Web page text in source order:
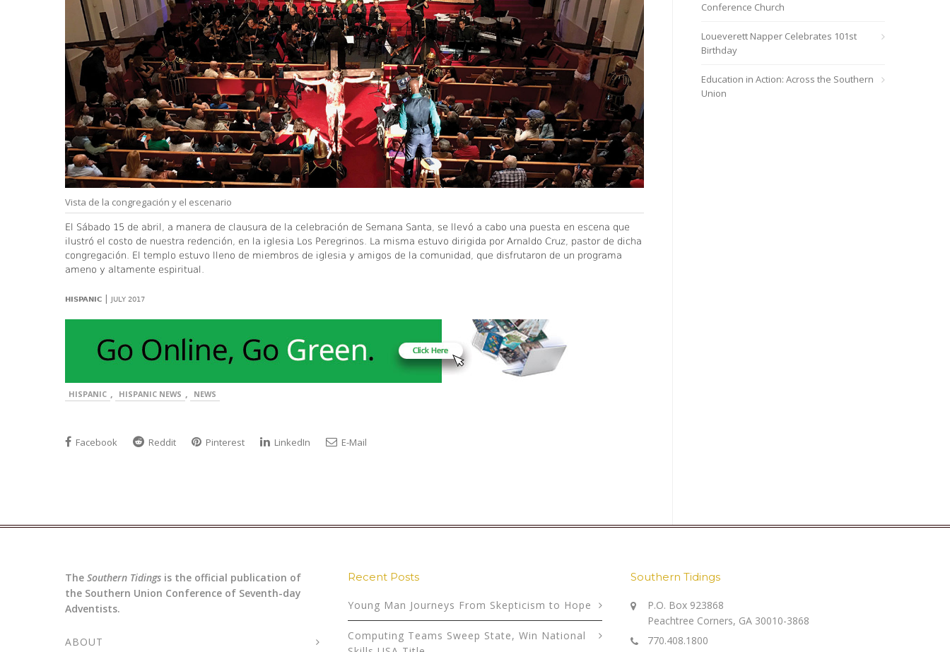
Vista de la congregación y el escenario
El Sábado 15 de abril, a manera de clausura de la celebración de Semana Santa, se llevó a cabo una puesta en escena que
ilustró el costo de nuestra redención, en la iglesia Los Peregrinos. La misma estuvo dirigida por Arnaldo Cruz, pastor de dicha
congregación. El templo estuvo lleno de miembros de iglesia y amigos de la comunidad, que disfrutaron de un programa
ameno y altamente espiritual.
HISPANIC | JULY 2017
HISPANIC , HISPANIC NEWS , NEWS
Facebook Reddit Pinterest LinkedIn E-Mail
Conference Church
Loueverett Napper Celebrates 101st
Birthday
Education in Action: Across the Southern
Union
The Southern Tidings is the official publication of
the Southern Union Conference of Seventh-day
Adventists.
ABOUT
Recent Posts
Young Man Journeys From Skepticism to Hope
Computing Teams Sweep State, Win National
Southern Tidings
P.O. Box 923868
Peachtree Corners, GA 30010-3868
770.408.1800